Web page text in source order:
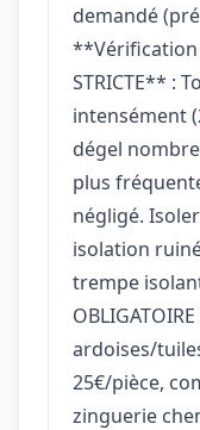
demandé
STRICTE** :
intensément
dégel
plus
négligé.
isolation
trempe
ardoises/
25€/pièce,
zinguerie